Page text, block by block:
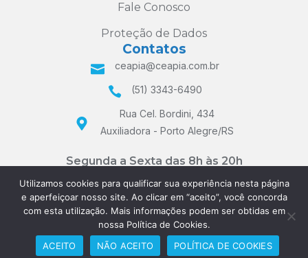
Fale Conosco
Proteção de Dados
Contatos
ceapia@ceapia.com.br
(51) 3343-6490
Rua Cel. Bordini, 434
Auxiliadora - Porto Alegre/RS
Segunda a Sexta das 8h às 20h
e Sábados das 8h às 12h
Utilizamos cookies para qualificar sua experiência nesta página
e aperfeiçoar nosso site. Ao clicar em “aceito”, você concorda
com esta utilização. Mais informações podem ser obtidas em
nossa Política de Cookies.
ACEITO
NÃO ACEITO POLÍTICA DE COOKIES